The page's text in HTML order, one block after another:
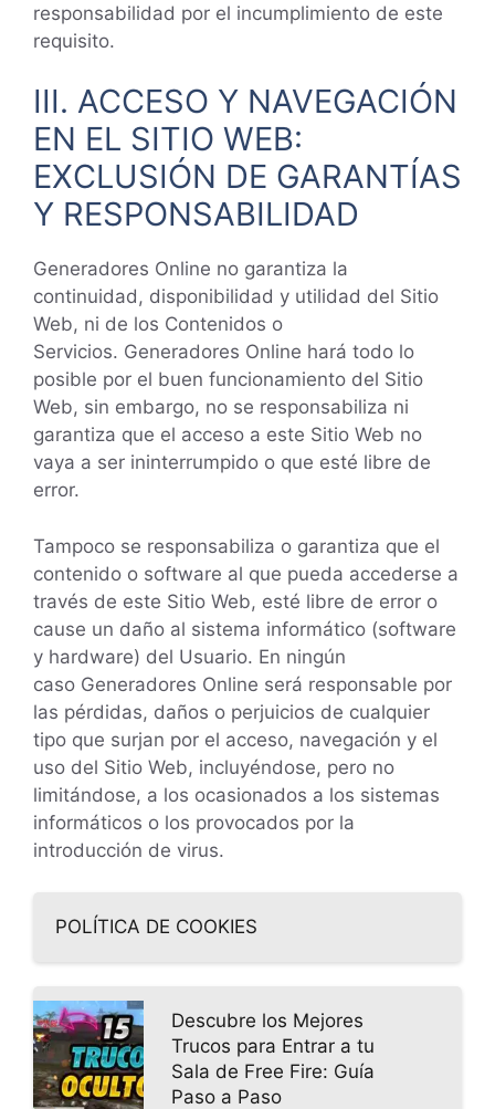
responsabilidad por el incumplimiento de este
requisito.
III. ACCESO Y NAVEGACIÓN
EN EL SITIO WEB:
EXCLUSIÓN DE GARANTÍAS
Y RESPONSABILIDAD
Generadores Online no garantiza la
continuidad, disponibilidad y utilidad del Sitio
Web, ni de los Contenidos o
Servicios. Generadores Online hará todo lo
posible por el buen funcionamiento del Sitio
Web, sin embargo, no se responsabiliza ni
garantiza que el acceso a este Sitio Web no
vaya a ser ininterrumpido o que esté libre de
error.
Tampoco se responsabiliza o garantiza que el
contenido o software al que pueda accederse a
través de este Sitio Web, esté libre de error o
cause un daño al sistema informático (software
y hardware) del Usuario. En ningún
caso Generadores Online será responsable por
las pérdidas, daños o perjuicios de cualquier
tipo que surjan por el acceso, navegación y el
uso del Sitio Web, incluyéndose, pero no
limitándose, a los ocasionados a los sistemas
informáticos o los provocados por la
introducción de virus.
POLÍTICA DE COOKIES
Descubre los Mejores
Trucos para Entrar a tu
Sala de Free Fire: Guía
Paso a Paso